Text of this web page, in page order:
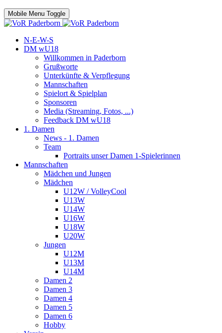
Mobile Menu Toggle
N-E-W-S
DM wU18
Willkommen in Paderborn
Grußworte
Unterkünfte & Verpflegung
Mannschaften
Spielort & Spielplan
Sponsoren
Media (Streaming, Fotos, ...)
Feedback DM wU18
1. Damen
News - 1. Damen
Team
Portraits unser Damen 1-Spielerinnen
Mannschaften
Mädchen und Jungen
Mädchen
U12W / VolleyCool
U13W
U14W
U16W
U18W
U20W
Jungen
U12M
U13M
U14M
Damen 2
Damen 3
Damen 4
Damen 5
Damen 6
Hobby